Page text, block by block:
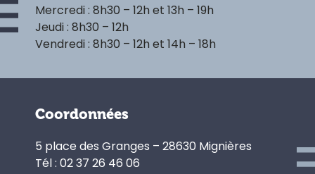
Mercredi : 8h30 – 12h et 13h – 19h
Jeudi : 8h30 – 12h
Vendredi : 8h30 – 12h et 14h – 18h
Coordonnées
5 place des Granges – 28630 Mignières
Tél : 02 37 26 46 06